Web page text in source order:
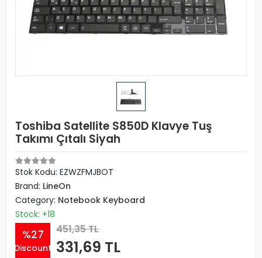
Toshiba Satellite S850D Klavye Tuş
Takımı Çıtalı Siyah
Stok Kodu: EZWZFMJBOT
Brand: LineOn
Category: Notebook Keyboard
Stock: +18
%27
Discount
451,35 TL
331,69 TL